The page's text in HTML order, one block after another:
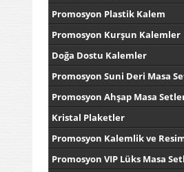
Promosyon Plastik Kalem
Promosyon Kurşun Kalemler
Doğa Dostu Kalemler
Promosyon Suni Deri Masa
Promosyon Ahşap Masa
Kristal Plaketler
Promosyon Kalemlik ve
Promosyon VIP Lüks Masa